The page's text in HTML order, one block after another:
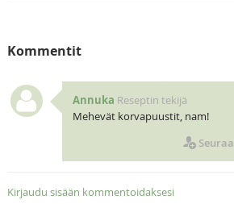
Kommentit
Annuka Reseptin tekijä
Mehevät korvapuustit, nam!
Seuraa
Kirjaudu sisään kommentoidaksesi